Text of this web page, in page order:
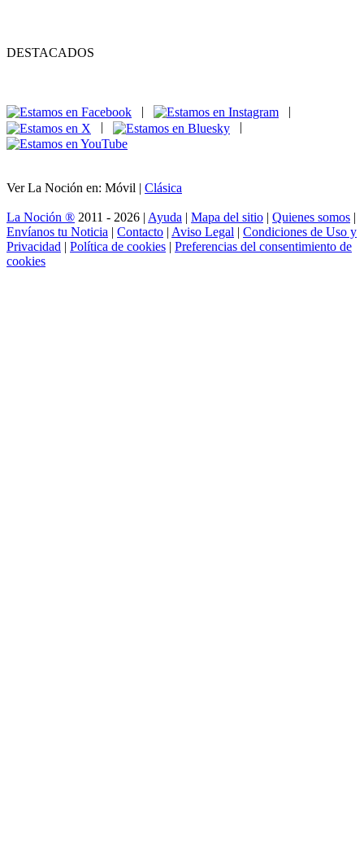
DESTACADOS
|
|
|
|
Ver La Noción en: Móvil | Clásica
La Noción ® 2011 - 2026 | Ayuda | Mapa del sitio | Quienes somos |
Envíanos tu Noticia | Contacto | Aviso Legal | Condiciones de Uso y
Privacidad | Política de cookies | Preferencias del consentimiento de
cookies